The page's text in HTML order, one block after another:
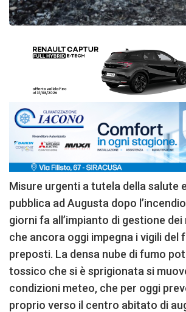
Misure urgenti a tutela della salute
pubblica ad Augusta dopo
giorni fa all’impianto di gestione
che ancora oggi impegna i vigili del
preposti. La densa nube di fumo
tossico che si è sprigionata si
condizioni meteo, che per oggi
proprio verso il centro abitato di